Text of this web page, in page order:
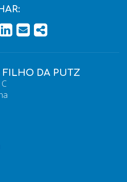
FACEBOOK
FACEBOOK
LINKEDIN
EMAIL
DA PUTZ